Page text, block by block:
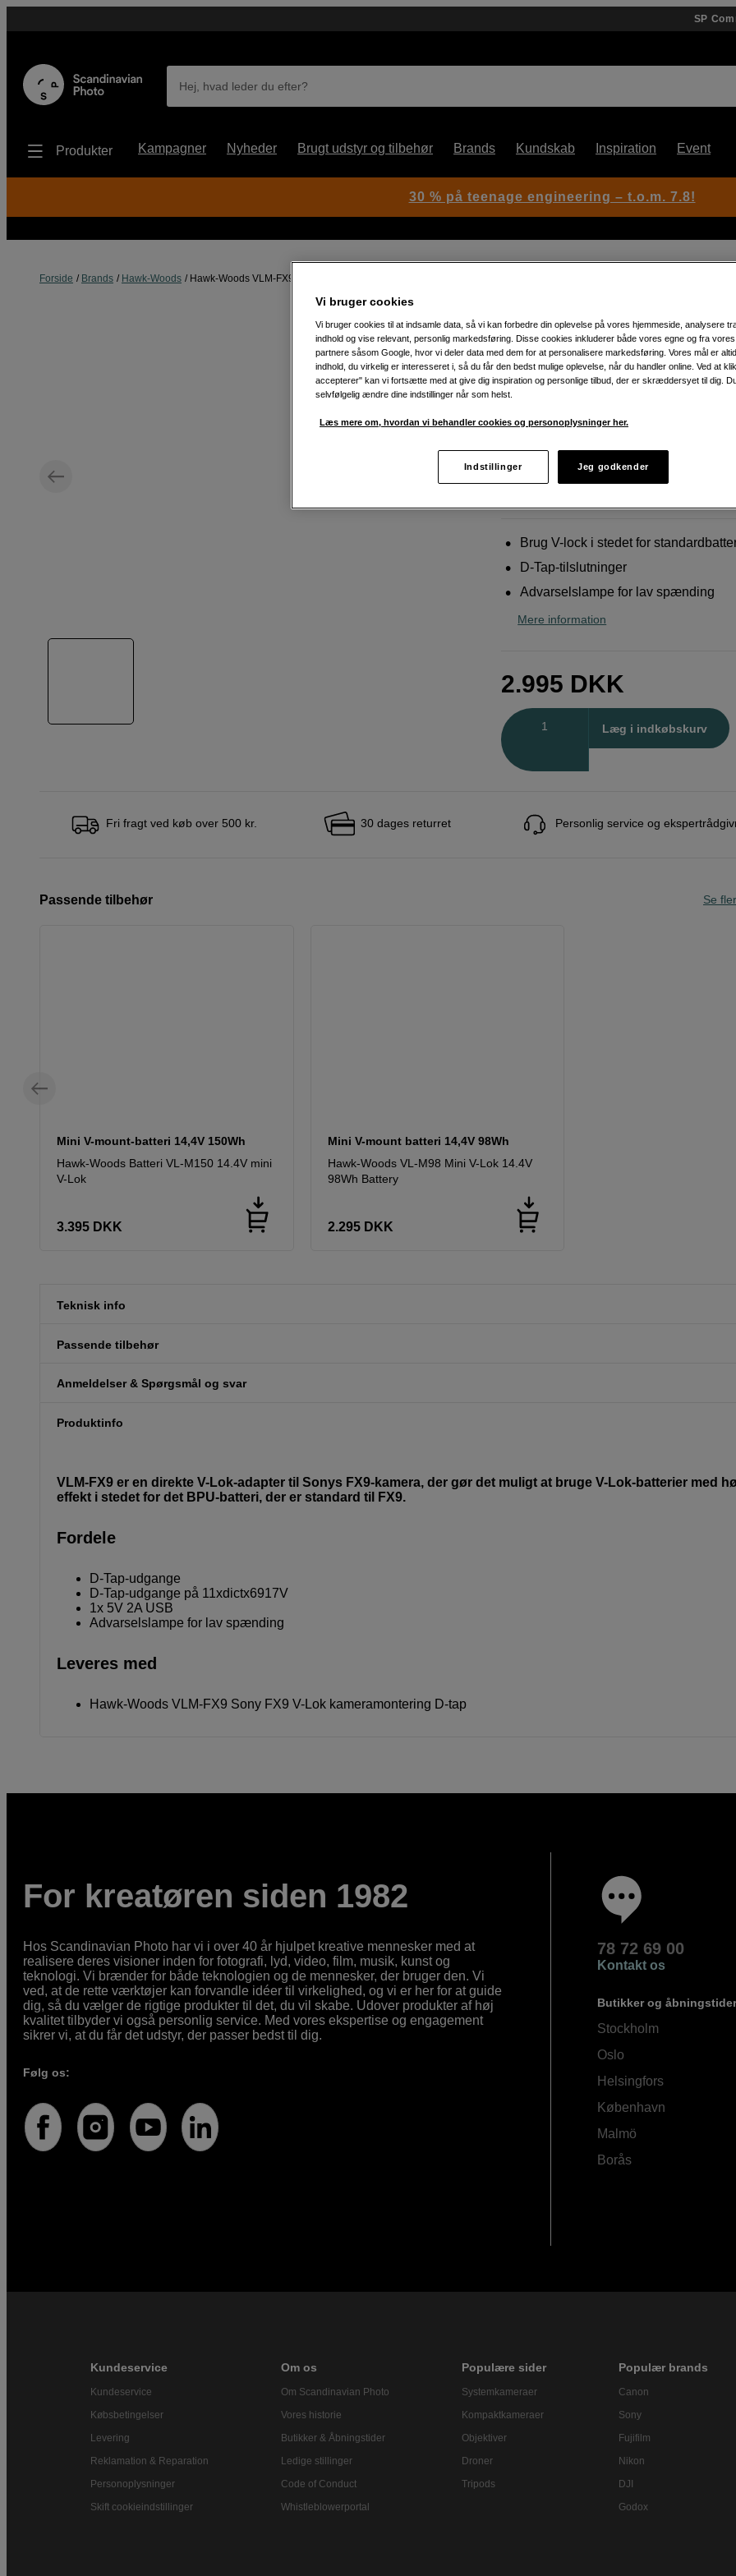
SP
Hej, hvad leder du efter?
Produkter Kampagner Nyheder Brugt udstyr og tilbehør Brands Kundskab Inspiration Event
Forside Brands Hawk-Woods Hawk-Woods VLM-FX9 Sony FX9 V-Lok Camera Mount 2x D-TAP
Artikelnummer: 1047071
Mount 2x D-TAP
Adapter til Sony FX9 til Mini
mount batteri, 2 x D-Tap
Weblager
På lager
Brug V-lock i stedet for
D-Tap-tilslutninger
Advarselslampe for lav spænding
Mere information
2.995 DKK
Læg i indkøbskurv
Fri fragt ved køb over 500 kr. 30 dages returret Personlig service og
Passende tilbehør Se
Mini V-mount-batteri 14,4V 150Wh
Hawk-Woods Batteri VL-M150 14.4V mini
V-Lok
3.395 DKK
Mini V-mount batteri 14,4V 98Wh
Hawk-Woods VL-M98 Mini V-Lok 14.4V
98Wh Battery
2.295 DKK
Teknisk info
Passende tilbehør
Anmeldelser & Spørgsmål og svar
Produktinfo
VLM-FX9 er en direkte V-Lok-adapter til Sonys FX9-kamera, der gør det muligt at bruge V-Lok-batterier med
effekt i stedet for det BPU-batteri, der er standard til FX9.
Fordele
D-Tap-udgange
D-Tap-udgange på 11xdictx6917V
1x 5V 2A USB
Advarselslampe for lav spænding
Leveres med
Hawk-Woods VLM-FX9 Sony FX9 V-Lok kameramontering D-tap
For kreatøren siden 1982
Hos Scandinavian Photo har vi i over 40 år hjulpet kreative mennesker med at
realisere deres visioner inden for fotografi, lyd, video, film, musik, kunst og
teknologi. Vi brænder for både teknologien og de mennesker, der bruger den. Vi
ved, at de rette værktøjer kan forvandle idéer til virkelighed, og vi er her for at guide
dig, så du vælger de rigtige produkter til det, du vil skabe. Udover produkter af høj
kvalitet tilbyder vi også personlig service. Med vores ekspertise og engagement
sikrer vi, at du får det udstyr, der passer bedst til dig.
Følg os:
78 72 69 00
Kontakt os
Butikker og
Stockholm
Oslo
Helsingfors
København
Malmö
Borås
Kundeservice
Kundeservice
Købsbetingelser
Levering
Reklamation & Reparation
Personoplysninger
Skift cookieindstillinger
Om os
Om Scandinavian Photo
Vores historie
Butikker & Åbningstider
Ledige stillinger
Code of Conduct
Whistleblowerportal
Populære sider
Systemkameraer
Kompaktkameraer
Objektiver
Droner
Tripods
Populær brands
Canon
Sony
Fujifilm
Nikon
DJI
Godox
30 % på teenage engineering – t.o.m. 7.8!
Vi bruger cookies
Vi bruger cookies til at indsamle data, så vi kan forbedre din oplevelse på vores hjemmeside, analysere
indhold og vise relevant, personlig markedsføring. Disse cookies inkluderer både vores egne og fra
partnere såsom Google, hvor vi deler data med dem for at personalisere markedsføring. Vores mål er
indhold, du virkelig er interesseret i, så du får den bedst mulige oplevelse, når du handler online. Ved at
accepterer" kan vi fortsætte med at give dig inspiration og personlige tilbud, der er skræddersyet til dig.
selvfølgelig ændre dine indstillinger når som helst.
Læs mere om, hvordan vi behandler cookies og personoplysninger her.
Indstillinger Jeg godkender